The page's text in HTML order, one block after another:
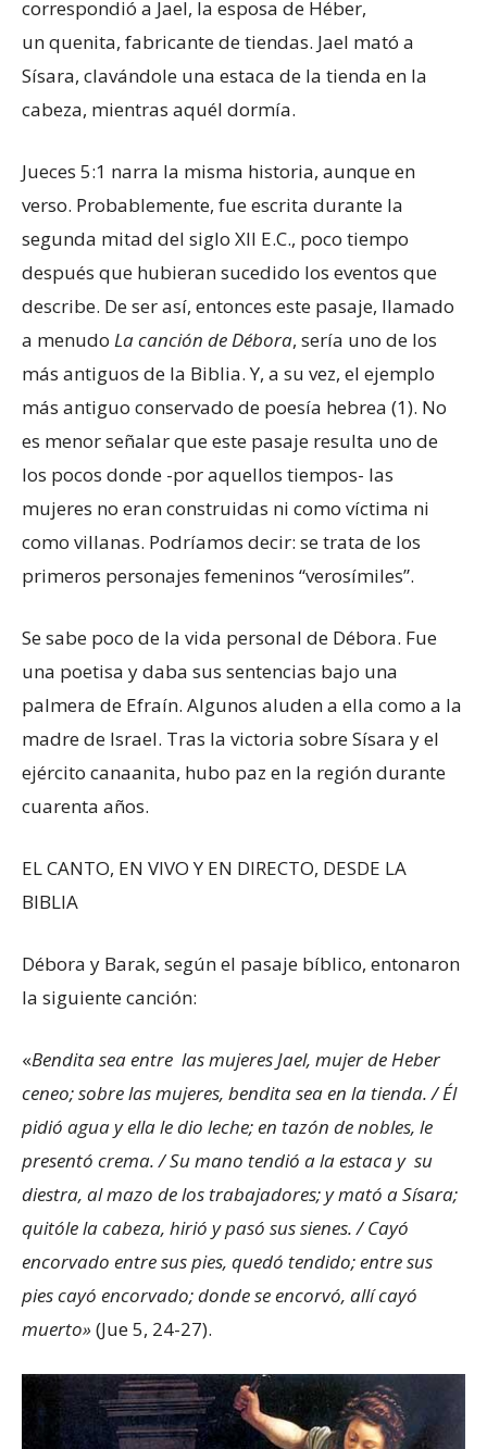
correspondió a Jael, la esposa de Héber,
un quenita, fabricante de tiendas. Jael mató a
Sísara, clavándole una estaca de la tienda en la
cabeza, mientras aquél dormía.
Jueces 5:1 narra la misma historia, aunque en
verso. Probablemente, fue escrita durante la
segunda mitad del siglo XII E.C., poco tiempo
después que hubieran sucedido los eventos que
describe. De ser así, entonces este pasaje, llamado
a menudo La canción de Débora, sería uno de los
más antiguos de la Biblia. Y, a su vez, el ejemplo
más antiguo conservado de poesía hebrea (1). No
es menor señalar que este pasaje resulta uno de
los pocos donde -por aquellos tiempos- las
mujeres no eran construidas ni como víctima ni
como villanas. Podríamos decir: se trata de los
primeros personajes femeninos “verosímiles”.
Se sabe poco de la vida personal de Débora. Fue
una poetisa y daba sus sentencias bajo una
palmera de Efraín. Algunos aluden a ella como a la
madre de Israel. Tras la victoria sobre Sísara y el
ejército canaanita, hubo paz en la región durante
cuarenta años.
EL CANTO, EN VIVO Y EN DIRECTO, DESDE LA
BIBLIA
Débora y Barak, según el pasaje bíblico, entonaron
la siguiente canción:
«Bendita sea entre las mujeres Jael, mujer de Heber
ceneo; sobre las mujeres, bendita sea en la tienda. / Él
pidió agua y ella le dio leche; en tazón de nobles, le
presentó crema. / Su mano tendió a la estaca y su
diestra, al mazo de los trabajadores; y mató a Sísara;
quitóle la cabeza, hirió y pasó sus sienes. / Cayó
encorvado entre sus pies, quedó tendido; entre sus
pies cayó encorvado; donde se encorvó, allí cayó
muerto»(Jue 5, 24-27).